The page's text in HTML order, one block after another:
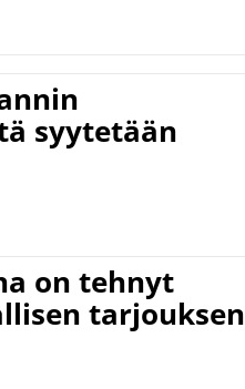
syytetään
on tehnyt
tarjouksen